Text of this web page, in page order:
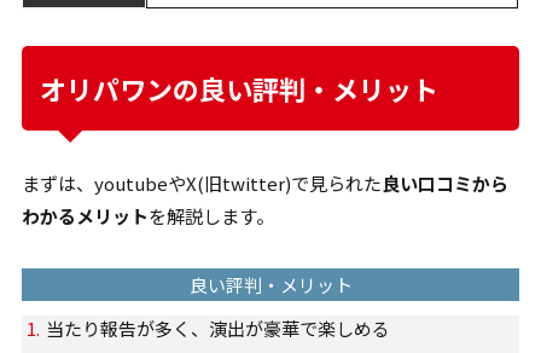
オリパワンの良い評判・メリット
まずは、youtubeやX(旧twitter)で見られた良い口コミから
わかるメリットを解説します。
良い評判・メリット
当たり報告が多く、演出が豪華で楽しめる